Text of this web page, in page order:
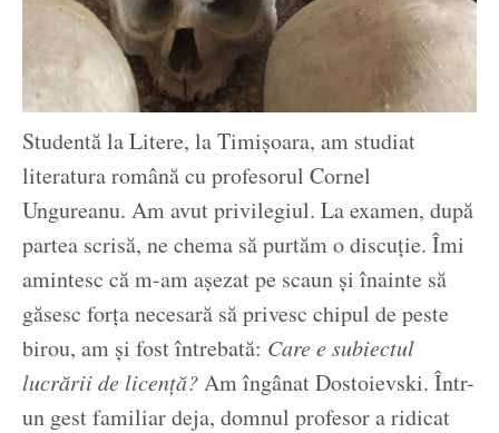
Studentă la Litere, la Timișoara, am studiat
literatura română cu profesorul Cornel
Ungureanu. Am avut privilegiul. La examen, după
partea scrisă, ne chema să purtăm o discuție. Îmi
amintesc că m-am așezat pe scaun și înainte să
găsesc forța necesară să privesc chipul de peste
birou, am și fost întrebată: Care e subiectul
lucrării de licență?Am îngânat Dostoievski. Într-
un gest familiar deja, domnul profesor a ridicat